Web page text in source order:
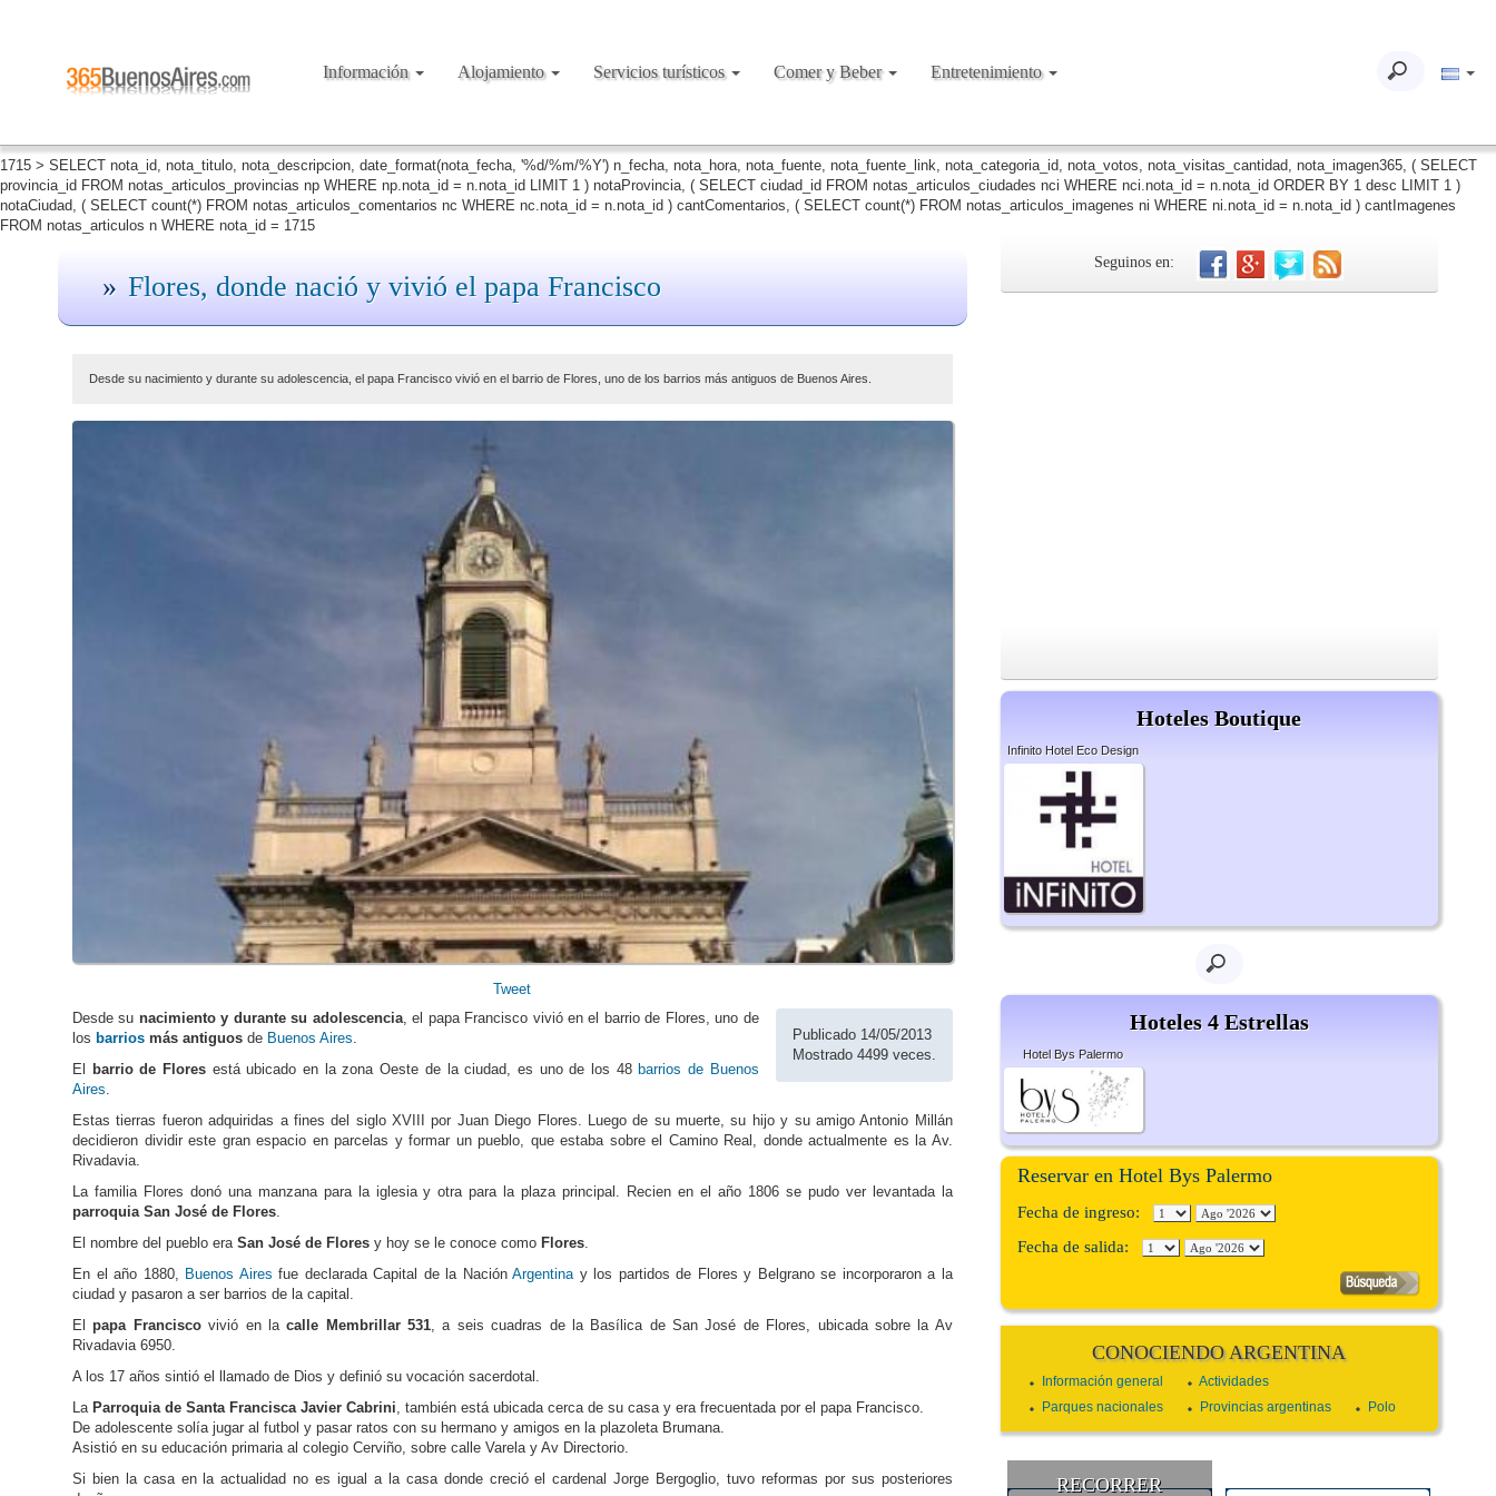
1715 > SELECT nota_id, nota_titulo, nota_descripcion, date_format(nota_fecha, '%d/%m/%Y') n_fecha, nota_hora, nota_fuente, nota_fuente_link, nota_categoria_id, nota_votos, nota_visitas_cantidad, nota_imagen365, ( SELECT
provincia_id FROM notas_articulos_provincias np WHERE np.nota_id = n.nota_id LIMIT 1 ) notaProvincia, ( SELECT ciudad_id FROM notas_articulos_ciudades nci WHERE nci.nota_id = n.nota_id ORDER BY 1 desc LIMIT 1 )
notaCiudad, ( SELECT count(*) FROM notas_articulos_comentarios nc WHERE nc.nota_id = n.nota_id ) cantComentarios, ( SELECT count(*) FROM notas_articulos_imagenes ni WHERE ni.nota_id = n.nota_id ) cantImagenes
FROM notas_articulos n WHERE nota_id = 1715
Información Alojamiento Servicios turísticos Comer y Beber Entretenimiento
Flores, donde nació y vivió el papa Francisco
Desde su nacimiento y durante su adolescencia, el papa Francisco vivió en el barrio de Flores, uno de los barrios más antiguos de Buenos Aires.
Tweet
Publicado 14/05/2013
Mostrado 4499 veces.
Desde su nacimiento y durante su adolescencia, el papa Francisco vivió en el barrio de Flores, uno de
los barrios más antiguos de Buenos Aires.
El
barrio de Flores está ubicado en la zona Oeste de la ciudad, es uno de los 48 barrios de Buenos
Aires.
Estas tierras fueron adquiridas a fines del siglo XVIII por Juan Diego Flores. Luego de su muerte, su hijo y su amigo Antonio Millán
decidieron dividir este gran espacio en parcelas y formar un pueblo, que estaba sobre el Camino Real, donde actualmente es la Av.
Rivadavia.
La familia Flores donó una manzana para la iglesia y otra para la plaza principal. Recien en el año 1806 se pudo ver levantada la
parroquia San José de Flores.
El nombre del pueblo era San José de Flores y hoy se le conoce como Flores.
En el año 1880, Buenos Aires fue declarada Capital de la NaciónArgentinay los partidos de Flores y Belgrano se incorporaron a la
ciudad y pasaron a ser barrios de la capital.
Elpapa Franciscovivió en lacalle Membrillar 531, a seis cuadras de la Basílica de San José de Flores, ubicada sobre la Av
Rivadavia 6950.
A los 17 años sintió el llamado de Dios y definió su vocación sacerdotal.
La Parroquia de Santa Francisca Javier Cabrini, también está ubicada cerca de su casa y era frecuentada por el papa Francisco.
De adolescente solía jugar al futbol y pasar ratos con su hermano y amigos en la plazoleta Brumana.
Asistió en su educación primaria al colegio Cerviño, sobre calle Varela y Av Directorio.
Si bien la casa en la actualidad no es igual a la casa donde creció el cardenal Jorge Bergoglio, tuvo reformas por sus posteriores
Seguinos en:
Hoteles Boutique
Infinito Hotel Eco Design
Hoteles 4 Estrellas
Hotel Bys Palermo
Reservar en Hotel Bys Palermo
Fecha de ingreso:
Fecha de salida:
CONOCIENDO ARGENTINA
Información general
Actividades
Parques nacionales
Provincias argentinas Polo
RECORRER